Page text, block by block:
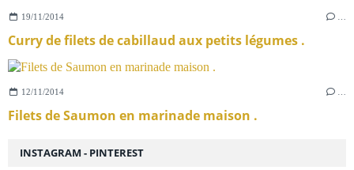
19/11/2014
Curry de filets de cabillaud aux petits légumes .
12/11/2014
Filets de Saumon en marinade maison .
INSTAGRAM - PINTEREST